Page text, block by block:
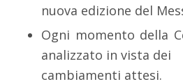
nuova edizione del
Ogni momento della
analizzato in vista dei
cambiamenti attesi.